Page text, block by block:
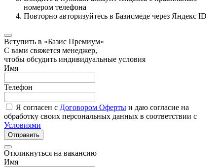
номером телефона
Повторно авторизуйтесь в Базисмеде через Яндекс ID
Вступить в «Базис Премиум»
С вами свяжется менеджер,
чтобы обсудить индивидуальные условия
Имя
Телефон
Я согласен с Договором Оферты и даю согласие на
обработку своих персональных данных в соответствии с
Условиями
Отправить
Откликнуться на вакансию
Имя